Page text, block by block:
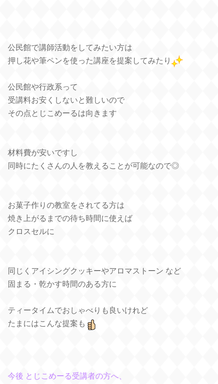
公民館で講師活動をしてみたい方は
押し花や筆ペンを使った講座を提案してみたり
公民館や行政系って
受講料お安くしないと難しいので
その点とじこめーるは向きます
材料費が安いですし
同時にたくさんの人を教えることが可能なので◎
お菓子作りの教室をされてる方は
焼き上がるまでの待ち時間に使えば
クロスセルに
同じくアイシングクッキーやアロマストーン など
固まる・乾かす時間のある方に
ティータイムでおしゃべりも良いけれど
たまにはこんな提案も
今後 とじこめーる受講者の方へ、